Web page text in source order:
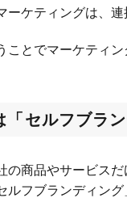
ーケティングは、
ことでマーケティ
「セルフブラ
の商品やサービス
フブランディング